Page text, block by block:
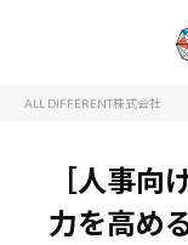
ALL DIFFERENT株式会社
［人事向
力を高め